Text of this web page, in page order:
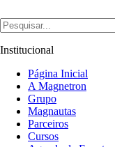
Institucional
Página Inicial
A Magnetron
Grupo
Magnautas
Parceiros
Cursos